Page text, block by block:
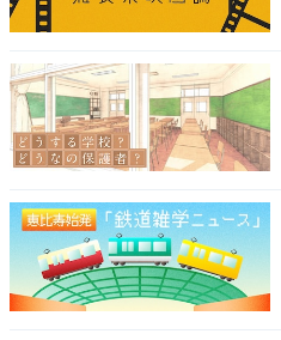
こちらもおすすめ